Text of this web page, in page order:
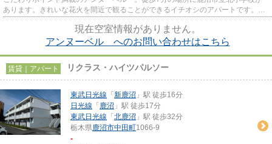
あります。きれいな花火を間近で観ることができるイチオシのアパートです。1
現在空室情報がありません。
アンヌーベル へのお問い合わせはこちら
賃貸｜アパート リクラス・ハイツパルソー
東武日光線 「 新鹿沼 」駅 徒歩16分
日光線 「 鹿沼 」駅 徒歩17分
東武日光線 「 北鹿沼 」駅 徒歩32分
栃木県鹿沼市中田町1066-9
-